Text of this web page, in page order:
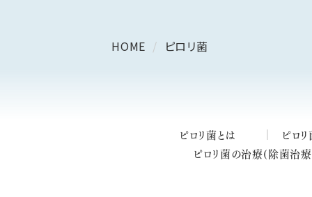
HOME ピロリ菌
ピロリ菌とは
ピロ
ピロリ菌の治療(除菌治